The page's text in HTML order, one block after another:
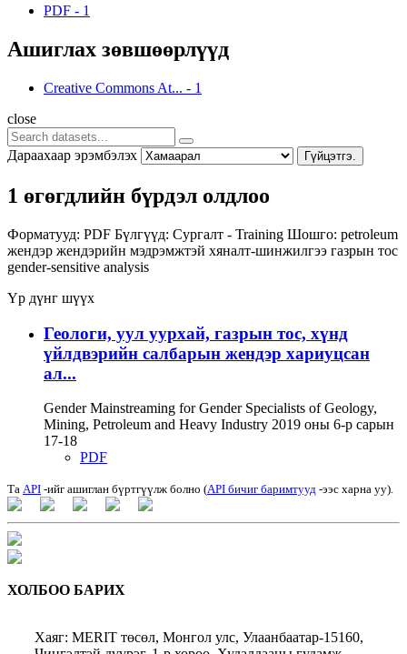
PDF - 1
Ашиглах зөвшөөрлүүд
Creative Commons At... - 1
close
Дараахаар эрэмбэлэх Гүйцэтгэ.
1 өгөгдлийн бүрдэл олдлоо
Форматууд: PDF Бүлгүүд: Сургалт - Training Шошго: petroleum
жендэр жендэрийн мэдрэмжтэй хяналт-шинжилгээ газрын тос
gender-sensitive analysis
Үр дүнг шүүх
Геологи, уул уурхай, газрын тос, хүнд
үйлдвэрийн салбарын жендэр хариуцсан
ал...
Gender Mainstreaming for Gender Specialists of Geology,
Mining, Petroleum and Heavy Industry 2019 оны 6-р сарын
17-18
PDF
Та API -ийг ашиглан бүртгүүлж болно (API бичиг баримтууд -ээс харна уу).
ХОЛБОО БАРИХ
Хаяг: MERIT төсөл, Монгол улс, Улаанбаатар-15160,